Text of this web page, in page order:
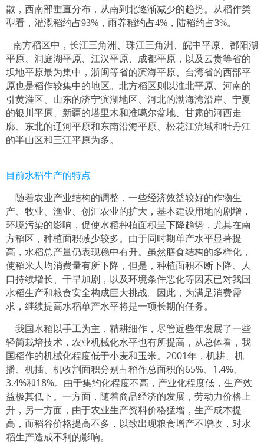
散，西南部垂直分布，从南到北逐渐减少的趋势。从稻作类
型看，灌溉稻约占93% ，雨养稻约占4% ，陆稻约占3%。
南方稻区中，长江三角洲、珠江三角洲、皖中平原、鄱阳湖
平原、洞庭湖平原、江汉平原、成都平原，以及云贵等省的
坝地平原最为集中，浙闽等省的滨海平原、台湾省的西部平
原也是稻作较集中的地区。北方稻区则以淮北平原、河南的
引黄灌区、山东的济宁滨湖地区、河北的渤海湾沿岸、宁夏
的银川平原、新疆的塔里木和准噶尔盆地、甘肃的河西走
廓、东北的辽河平原和东南沿海平原、松花江流域和牡丹江
的半山区和三江平原为多。
目前水稻生产的特点
随着农业产业结构的调整，一些经济效益较好的作物生
产、牧业、渔业、创汇农业的扩大，基本建设用地的剧增，
环境污染的影响，促使水稻种植面积呈下降趋势，尤其在南
方稻区，种植面积减少较多。由于同时期单产水平显著提
高，水稻总产量仍表现稳中有升。虽然膳食结构的多样化，
使稻米人均消费量有所下降，但是，种植面积不断下降、人
口持续增长、干旱加剧，以及环境条件恶化等因素已对我国
水稻生产和粮食安全构成巨大挑战。因此，为满足消费需
求，继续提高水稻单产水平将是一项长期的任务。
我国水稻以手工为主，精耕细作，尽管近些年发展了一些
轻简栽培技术，农业机械化水平也有所提高，从总体看，我
国稻作的机械化程度低于小麦和玉米。2001年，机耕、机
播、机插、机收割面积分别占稻作总面积的65%、1.4%、
3.4%和18%。由于集约化程度不高，产业化程度低，生产效
益极其低下。一方面，随着商品经济的发展，劳动力价格上
升，另一方面，由于农业生产资料价格猛增，生产成本提
高，而稻谷价格提高不多，以致出现粮食增产不增收，对水
稻生产造成不利的影响。